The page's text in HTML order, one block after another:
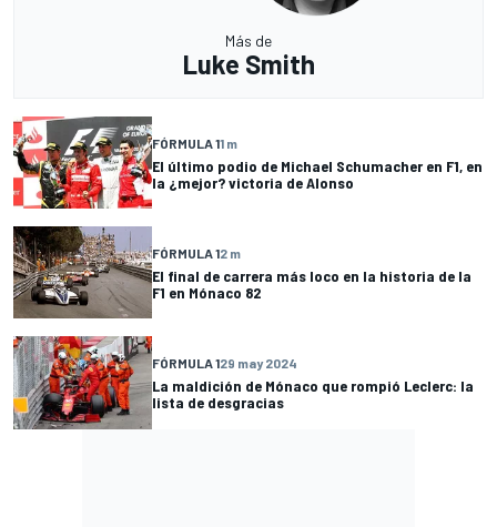
Más de
Luke Smith
FÓRMULA 11 m
El último podio de Michael Schumacher en F1, en
la ¿mejor? victoria de Alonso
FÓRMULA 12 m
El final de carrera más loco en la historia de la
F1 en Mónaco 82
FÓRMULA 129 may 2024
La maldición de Mónaco que rompió Leclerc: la
lista de desgracias